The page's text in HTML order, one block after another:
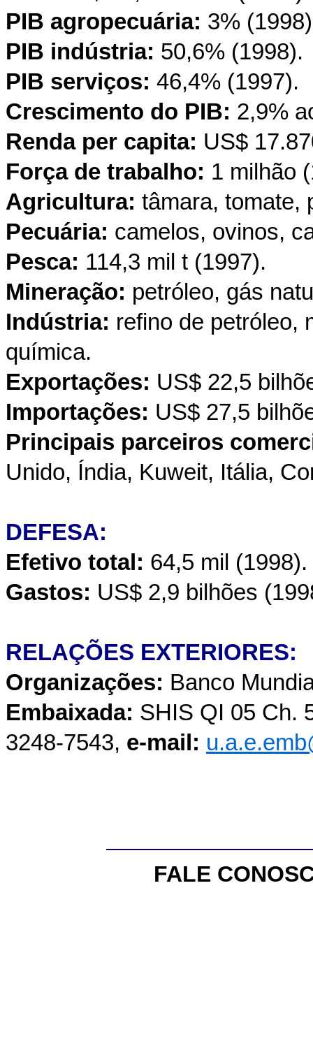
PIB agropecuária: 3%
PIB indústria: 50,6% (1998).
PIB serviços: 46,4% (1997).
Crescimento do PIB: 2,9%
Renda per capita: US$
Força de trabalho: 1 milhão
Agricultura: tâmara, tomate,
Pecuária: camelos, ovinos,
Pesca: 114,3 mil t (1997).
Mineração: petróleo, gás
Indústria: refino de petróleo,
química.
Exportações: US$ 22,5
Importações: US$ 27,5
Principais parceiros
Unido, Índia, Kuweit, Itália,
DEFESA:
Efetivo total: 64,5 mil (1998).
Gastos: US$ 2,9 bilhões
RELAÇÕES EXTERIORES:
Organizações: Banco
Embaixada: SHIS QI 05 Ch.
3248-7543, e-mail:
FALE